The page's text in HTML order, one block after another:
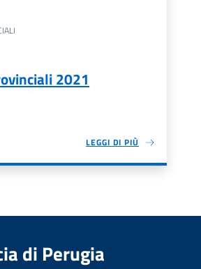
2021
LEGGI DI PIÙ
di Perugia